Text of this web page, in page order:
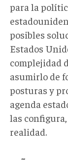
para la
posibles
Estados
complejidad
asumirlo de
posturas y
agenda
las
realidad.